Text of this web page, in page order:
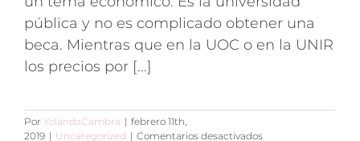
pública y no es complicado obtener una
beca. Mientras que en la UOC o en la UNIR
los precios por [...]
Por YolandaCambra | febrero 11th,
2019 | Uncategorized | Comentarios desactivados